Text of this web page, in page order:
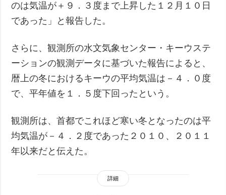
のは気温が＋９．３度まで上昇した１２月１０日
であった」と報告した。
さらに、観測所の水文気象センター・キーウステ
ーションの観測データに基づいた報告によると、
暦上の冬におけるキーウの平均気温は－４．０度
で、平年値を１．５度下回ったという。
観測所は、首都でこれほど寒い冬となったのは平
均気温が－４．２度であった２０１０、２０１１
年以来だと伝えた。
詳細